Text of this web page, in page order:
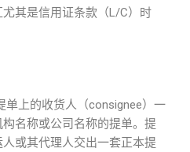
其是信用证条款（L/C）时
单上的收货人（consignee）一
名称或公司名称的提单。提
或其代理人交出一套正本提